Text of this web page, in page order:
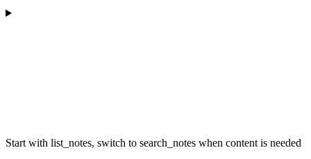
Start with list_notes, switch to search_notes when content is needed